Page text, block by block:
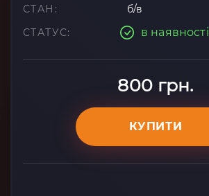
СТАН:
б/в
СТАТУС:
в наявності
800 грн.
КУПИТИ